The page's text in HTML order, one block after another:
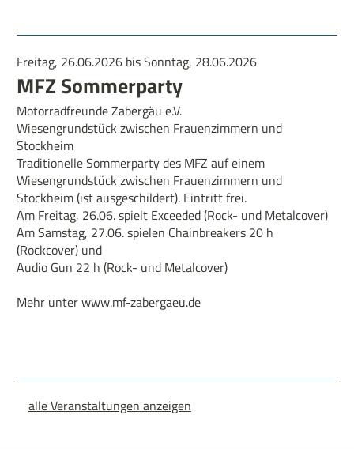
Freitag, 26.06.2026 bis Sonntag, 28.06.2026
MFZ Sommerparty
Motorradfreunde Zabergäu e.V.
Wiesengrundstück zwischen Frauenzimmern und
Stockheim
Traditionelle Sommerparty des MFZ auf einem
Wiesengrundstück zwischen Frauenzimmern und
Stockheim (ist ausgeschildert). Eintritt frei.
Am Freitag, 26.06. spielt Exceeded (Rock- und Metalcover)
Am Samstag, 27.06. spielen Chainbreakers 20 h
(Rockcover) und
Audio Gun 22 h (Rock- und Metalcover)
Mehr unter www.mf-zabergaeu.de
alle Veranstaltungen anzeigen